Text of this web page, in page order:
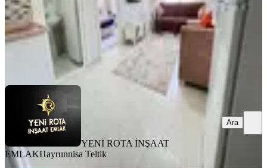
YENİ ROTA İNŞAAT EMLAKHayrunnisa Teltik
YENİ ROTA İNŞAAT
EMLAKHayrunnisa Teltik
Ara